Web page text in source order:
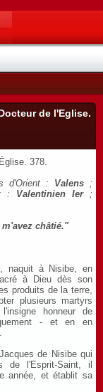
de l'Eglise.
378.
d'Orient : Valens ;
: Valentinien Ier;
châtié."
naquit à Nisibe, en
à Dieu dès son
produits de la terre,
plusieurs martyrs
honneur de
- et en en
de Nisibe qui
de l'Esprit-Saint, il
année, et établit sa